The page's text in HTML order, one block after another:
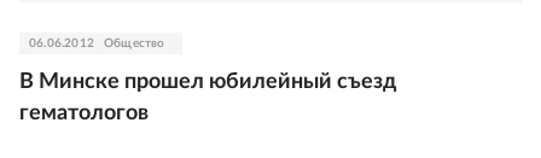
06.06.2012 Общество
В Минске прошел юбилейный съезд
гематологов